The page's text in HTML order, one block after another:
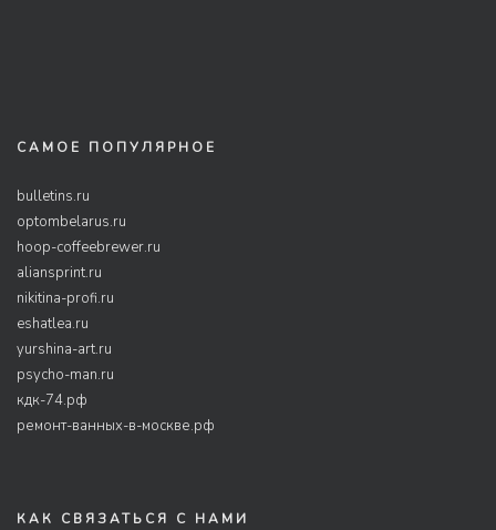
САМОЕ ПОПУЛЯРНОЕ
bulletins.ru
optombelarus.ru
hoop-coffeebrewer.ru
aliansprint.ru
nikitina-profi.ru
eshatlea.ru
yurshina-art.ru
psycho-man.ru
кдк-74.рф
ремонт-ванных-в-москве.рф
КАК СВЯЗАТЬСЯ С НАМИ